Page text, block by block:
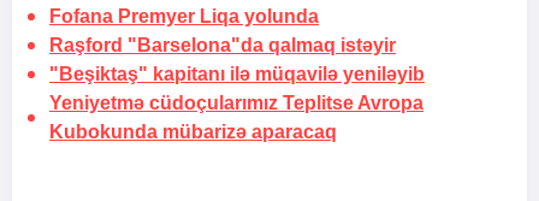
Fofana Premyer Liqa yolunda
Raşford "Barselona"da qalmaq istəyir
"Beşiktaş" kapitanı ilə müqavilə yeniləyib
Yeniyetmə cüdoçularımız Teplitse Avropa
Kubokunda mübarizə aparacaq